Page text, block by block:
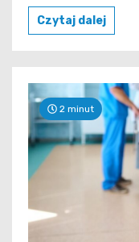
Czytaj dalej
2 minut